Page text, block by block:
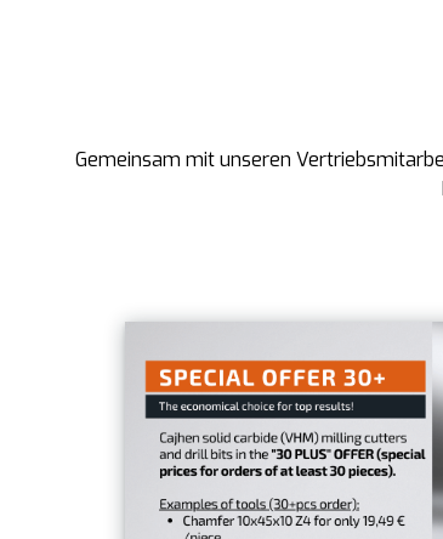
Gemeinsam mit unseren